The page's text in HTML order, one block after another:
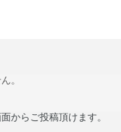
ー レフィル及びリー
をあたえないでくださ
。
からご投稿頂けます。